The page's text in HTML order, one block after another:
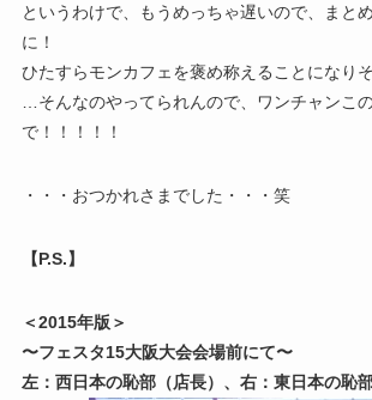
というわけで、もうめっちゃ遅いので、まと
に！
ひたすらモンカフェを褒め称えることになりそ
…そんなのやってられんので、ワンチャンこ
で！！！！！
・・・おつかれさまでした・・・笑
【P.S.】
＜2015年版＞
〜フェスタ15大阪大会会場前にて〜
左：西日本の恥部（店長）、右：東日本の恥